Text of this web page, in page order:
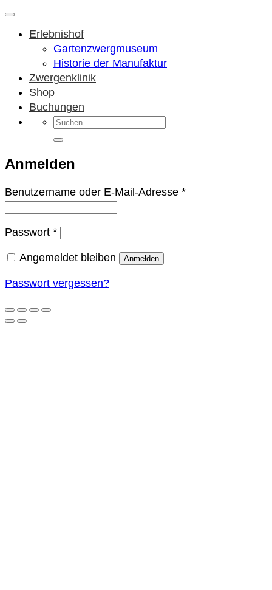
Erlebnishof
Gartenzwergmuseum
Historie der Manufaktur
Zwergenklinik
Shop
Buchungen
Suchen
nach:
Anmelden
Benutzername oder E-Mail-Adresse *Erforderlich
Passwort *Erforderlich
Angemeldet bleiben Anmelden
Passwort vergessen?